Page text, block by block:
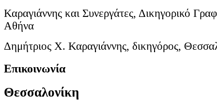
Καραγιάννης και Συνεργάτες, Δικηγορικό
Αθήνα
Δημήτριος Χ. Καραγιάννης, δικηγόρος,
Επικοινωνία
Θεσσαλονίκη